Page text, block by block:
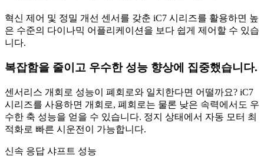
혁신 제어 및 정밀 개선 센서를 갖춘 iC7 시리즈를 활용하면 높
은 수준의 다이나믹 어플리케이션을 보다 쉽게 제어할 수 있습
니다.
복잡함을 줄이고 우수한 성능 향상에 집중했습니다.
센서리스 개회로 성능이 폐회로와 일치한다면 어떨까요? iC7
시리즈를 사용하면 개회로, 폐회로는 물론 낮은 속력에서도 우
수한 축 성능을 얻을 수 있습니다. 정지 상태에서 자동 모터 최
적화로 빠른 시운전이 가능합니다.
신속 응답 샤프트 성능